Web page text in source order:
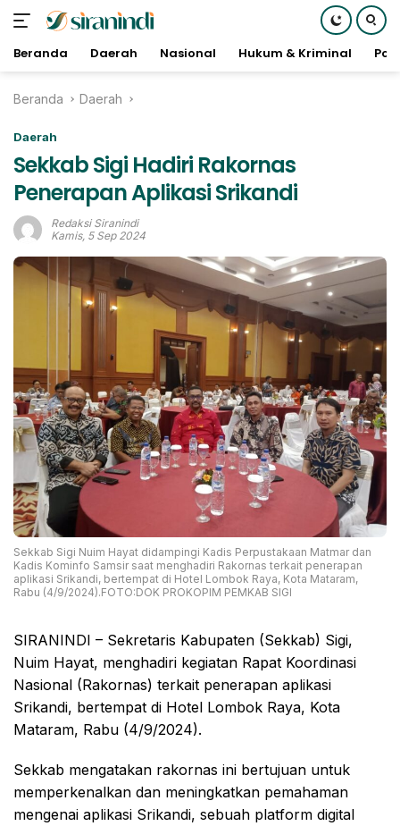
Beranda Daerah Nasional Hukum & Kriminal
Beranda Daerah
Daerah
Sekkab Sigi Hadiri Rakornas
Penerapan Aplikasi Srikandi
Redaksi Siranindi
Kamis, 5 Sep 2024
Sekkab Sigi Nuim Hayat didampingi Kadis Perpustakaan Matmar dan
Kadis Kominfo Samsir saat menghadiri Rakornas terkait penerapan
aplikasi Srikandi, bertempat di Hotel Lombok Raya, Kota Mataram,
Rabu (4/9/2024).FOTO:DOK PROKOPIM PEMKAB SIGI
SIRANINDI – Sekretaris Kabupaten (Sekkab) Sigi,
Nuim Hayat, menghadiri kegiatan Rapat Koordinasi
Nasional (Rakornas) terkait penerapan aplikasi
Srikandi, bertempat di Hotel Lombok Raya, Kota
Mataram, Rabu (4/9/2024).
Sekkab mengatakan rakornas ini bertujuan untuk
memperkenalkan dan meningkatkan pemahaman
mengenai aplikasi Srikandi, sebuah platform digital